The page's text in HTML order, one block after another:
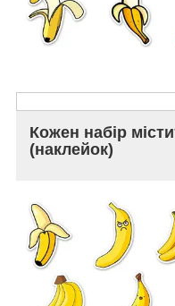
Кожен набір
(наклейок)